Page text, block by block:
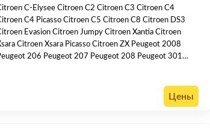
C-Elysee Citroen C2 Citroen C3 Citroen C4
C4 Picasso Citroen C5 Citroen C8 Citroen DS3
Evasion Citroen Jumpy Citroen Xantia Citroen
Citroen Xsara Picasso Citroen ZX Peugeot 2008
206 Peugeot 207 Peugeot 208 Peugeot 301
Peugeot 807 Peugeot Expert DW10ATED4, EW10A,Цены